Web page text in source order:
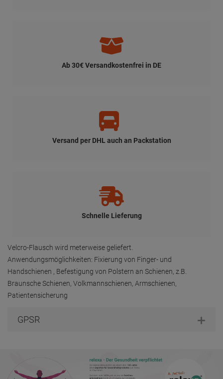
Ab 30€ Versandkostenfrei in DE
Versand per DHL auch an Packstation
Schnelle Lieferung
Velcro-Flausch wird meterweise geliefert.
Anwendungsmöglichkeiten: Fixierung von Finger- und
Handschienen , Befestigung von Polstern an Schienen, z.B.
Braunsche Schienen, Volkmannschienen, Armschienen,
Patientensicherung
GPSR